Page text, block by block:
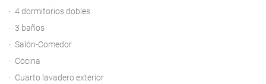
4 dormitorios dobles
3 baños
Salón-Comedor
Cocina
Cuarto lavadero exterior